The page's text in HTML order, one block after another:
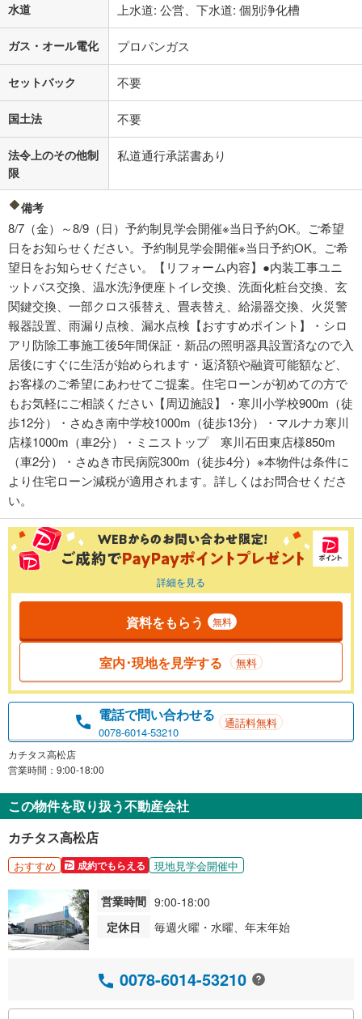
水道 上水道: 公営、下水道: 個別浄化槽
ガス・オール電化 プロパンガス
セットバック 不要
国土法 不要
法令上のその他制
限
私道通行承諾書あり
備考
8/7（金）～8/9（日）予約制見学会開催※当日予約OK。ご希望
日をお知らせください。予約制見学会開催※当日予約OK。ご希
望日をお知らせください。【リフォーム内容】●内装工事ユニ
ットバス交換、温水洗浄便座トイレ交換、洗面化粧台交換、玄
関鍵交換、一部クロス張替え、畳表替え、給湯器交換、火災警
報器設置、雨漏り点検、漏水点検【おすすめポイント】・シロ
アリ防除工事施工後5年間保証・新品の照明器具設置済なので入
居後にすぐに生活が始められます・返済額や融資可能額など、
お客様のご希望にあわせてご提案。住宅ローンが初めての方で
もお気軽にご相談ください【周辺施設】・寒川小学校900m（徒
歩12分）・さぬき南中学校1000m（徒歩13分）・マルナカ寒川
店様1000m（車2分）・ミニストップ 寒川石田東店様850m
（車2分）・さぬき市民病院300m（徒歩4分）※本物件は条件に
より住宅ローン減税が適用されます。詳しくはお問合せくださ
い。
詳細を見る
資料をもらう 無料
室内･現地を見学する 無料
電話で問い合わせる
0078-6014-53210
通話料無料
カチタス高松店
営業時間：9:00-18:00
この物件を取り扱う不動産会社
カチタス高松店
おすすめ 成約でもらえる 現地見学会開催中
営業時間 9:00-18:00
定休日
毎週火曜・水曜、年末年始
0078-6014-53210